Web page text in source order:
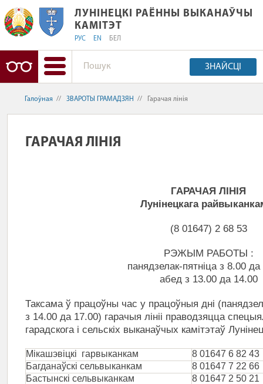
ЛУНІНЕЦКІ РАЁННЫ ВЫКАНАЎЧЫ
ЛУНІНЕЦКІ РАЁННЫ ВЫКАНАЎЧЫ
КАМІТЭТ
РУС EN БЕЛ
ЗНАЙСЦІ
Галоўная // ЗВАРОТЫ ГРАМАДЗЯН // Гарачая лінія
ГАРАЧАЯ ЛІНІЯ
ГАРАЧАЯ ЛІНІЯ
Лунінецкага
(8 01647) 2 68 53
РЭЖЫМ РАБОТЫ :
панядзелак-пятніца з 8.00
абед з 13.00 да 14.00
Таксама ў працоўны час у працоўныя дні
з 14.00 да 17.00) гарачыя лініі праводзяцца
гарадскога і сельскіх выканаўчых камітэтаў
Мікашэвіцкі гарвыканкам
8 01647 6 82 43
Багданаўскі сельвыканкам
8 01647 7 22 66
Бастынскі сельвыканкам
8 01647 2 50 21